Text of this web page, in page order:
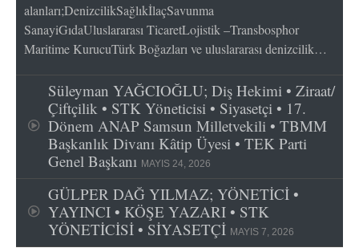
alanları;DenizcilikSağlıkİlaçSavunma
SanayiGıdaUluslararası TicaretLojistik –Transbosphor
Maritime KurucuTürk Boğazları ve uluslararası denizcilik…
Süleyman YAĞCIOĞLU; Diş Hekimi • Ziraat/
Çiftçilik • STK Yöneticisi • Siyasetçi • 17.
Dönem ANAP Samsun Milletvekili • TBMM
Başkanlık Divanı Kâtip Üyesi • TEK Parti
Genel Başkanı MAYIS 24, 2026
GÜLPER DAĞ YILMAZ; YÖNETİCİ •
YAYINCI • KÖŞE YAZARI • STK
YÖNETİCİSİ • SİYASETÇİ MAYIS 7, 2026